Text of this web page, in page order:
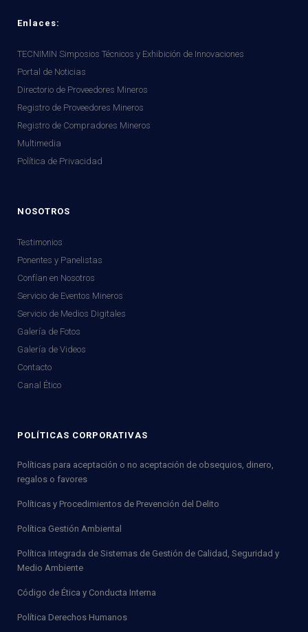
Enlaces:
TECNIMIN Simposios Técnicos y Exhibición de Innovaciones
Portal de Noticias
Directorio de Proveedores Mineros
Registro de Proveedores Mineros
Registro de Compradores Mineros
Multimedia
Política de Privacidad
NOSOTROS
Testimonios
Ponentes y Panelistas
Confían en Nosotros
Servicio de Eventos Mineros
Servicio de Medios Digitales
Galería de Fotos
Galería de Videos
Contacto
Canal Ético
POLÍTICAS CORPORATIVAS
Políticas para aceptación o no aceptación de obsequios, dinero,
regalos o favores
Políticas y Procedimientos de Prevención del Delito
Política Gestión Ambiental
Política Integrada de Sistemas de Gestión de Calidad, Seguridad y
Medio Ambiente
Código de Ética y Conducta Interna
Política Derechos Humanos